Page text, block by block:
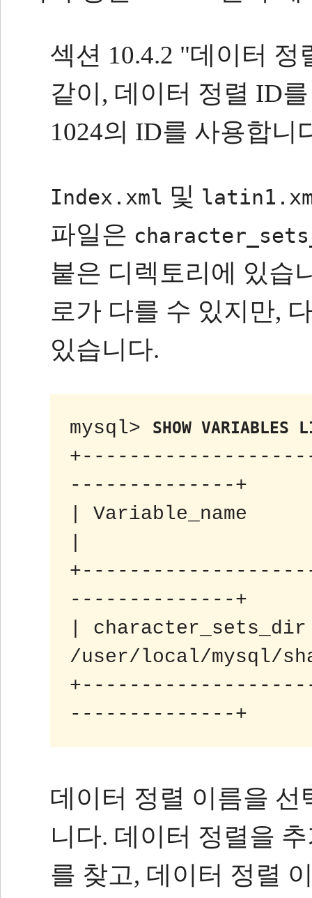
섹션 10.4.2 "데이터
같이, 데이터 정렬 ID
1024의 ID를 사용합니
Index.xml 및
파일은
붙은 디렉토리에 있습
로가 다를 수 있지만,
있습니다.
mysql> SHOW
--------------+
| Variable_name
--------------+
|
/user/local/mysql/
데이터 정렬 이름을
니다. 데이터 정렬을
를 찾고, 데이터 정렬